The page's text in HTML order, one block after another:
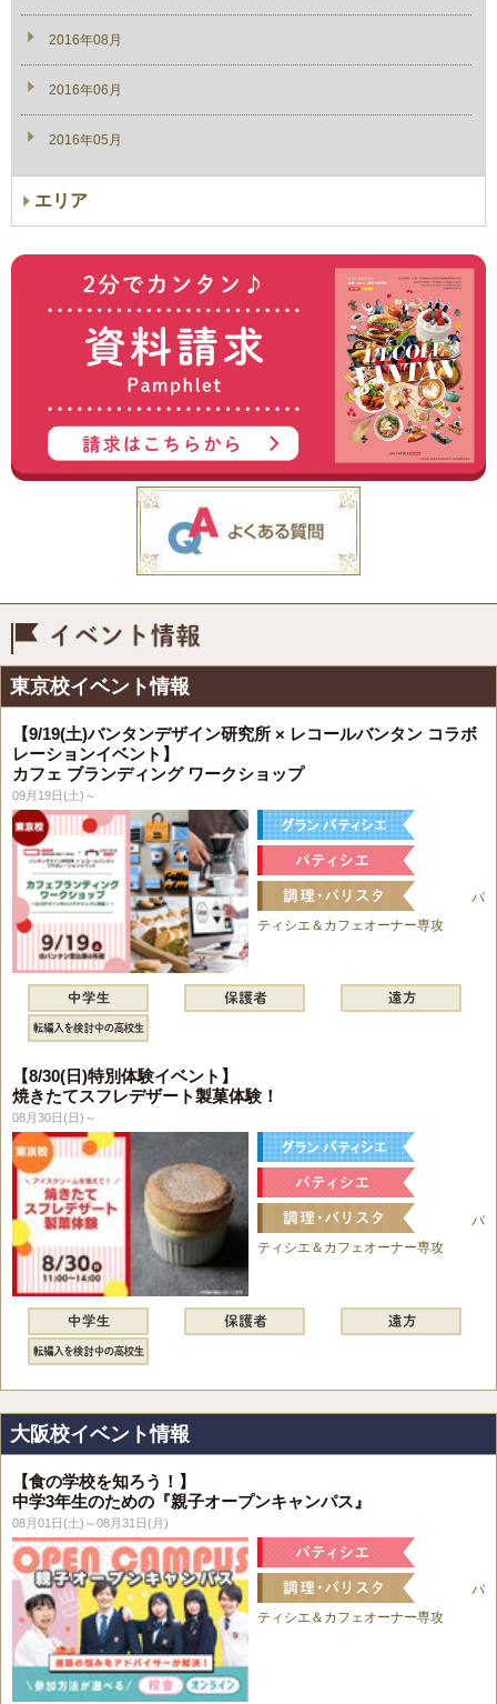
2016年08月
2016年06月
2016年05月
エリア
東京校イベント情報
【9/19(土)バンタンデザイン研究所 × レコールバンタン コラボ
レーションイベント】
カフェ ブランディング ワークショップ
09月19日(土)～
パ
ティシエ＆カフェオーナー専攻
【8/30(日)特別体験イベント】
焼きたてスフレデザート製菓体験！
08月30日(日)～
パ
ティシエ＆カフェオーナー専攻
大阪校イベント情報
【食の学校を知ろう！】
中学3年生のための『親子オープンキャンパス』
08月01日(土)～08月31日(月)
パ
ティシエ＆カフェオーナー専攻